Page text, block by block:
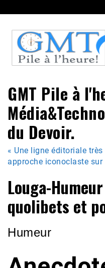
to
content
GMT Pile à
du Devoir.
« Une ligne éditoriale
approche iconoclaste
Louga-
quolibets et
Humeur